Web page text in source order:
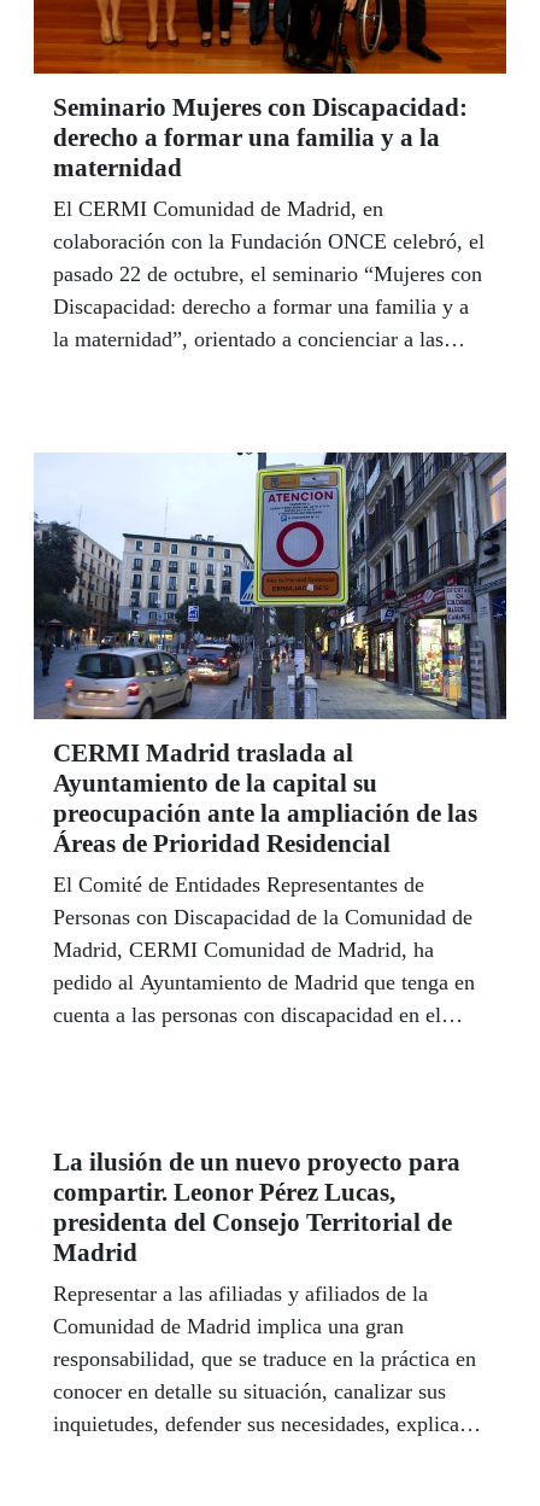
Seminario Mujeres con Discapacidad:
derecho a formar una familia y a la
maternidad
El CERMI Comunidad de Madrid, en
colaboración con la Fundación ONCE celebró, el
pasado 22 de octubre, el seminario “Mujeres con
Discapacidad: derecho a formar una familia y a
la maternidad”, orientado a concienciar a las
CERMI Madrid traslada al
Ayuntamiento de la capital su
preocupación ante la ampliación de las
Áreas de Prioridad Residencial
El Comité de Entidades Representantes de
Personas con Discapacidad de la Comunidad de
Madrid, CERMI Comunidad de Madrid, ha
pedido al Ayuntamiento de Madrid que tenga en
cuenta a las personas con discapacidad en el
La ilusión de un nuevo proyecto para
compartir. Leonor Pérez Lucas,
presidenta del Consejo Territorial de
Madrid
Representar a las afiliadas y afiliados de la
Comunidad de Madrid implica una gran
responsabilidad, que se traduce en la práctica en
conocer en detalle su situación, canalizar sus
inquietudes, defender sus necesidades, explicar